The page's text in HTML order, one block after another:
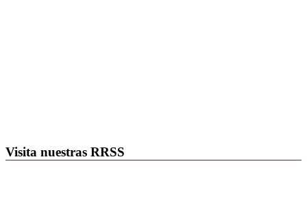
Visita nuestras RRSS